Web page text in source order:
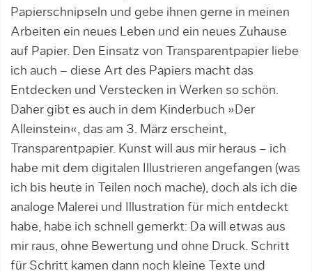
Papierschnipseln und gebe ihnen gerne in meinen
Arbeiten ein neues Leben und ein neues Zuhause
auf Papier. Den Einsatz von Transparentpapier liebe
ich auch – diese Art des Papiers macht das
Entdecken und Verstecken in Werken so schön.
Daher gibt es auch in dem Kinderbuch »Der
Alleinstein«, das am 3. März erscheint,
Transparentpapier. Kunst will aus mir heraus – ich
habe mit dem digitalen Illustrieren angefangen (was
ich bis heute in Teilen noch mache), doch als ich die
analoge Malerei und Illustration für mich entdeckt
habe, habe ich schnell gemerkt: Da will etwas aus
mir raus, ohne Bewertung und ohne Druck. Schritt
für Schritt kamen dann noch kleine Texte und